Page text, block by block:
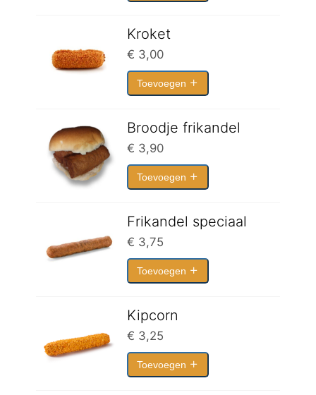
Kroket
€ 3,00
Toevoegen
Broodje frikandel
€ 3,90
Toevoegen
Frikandel speciaal
€ 3,75
Toevoegen
Kipcorn
€ 3,25
Toevoegen